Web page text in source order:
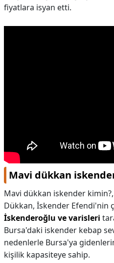
fiyatlara isyan etti.
Mavi dükkan
Mavi dükkan iskender kimin?,
Dükkan, İskender Efendi'nin
İskenderoğlu ve varisleri
Bursa'daki iskender kebap
nedenlerle Bursa'ya
kişilik kapasiteye sahip.